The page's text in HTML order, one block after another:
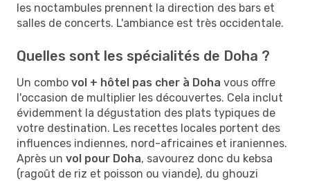
les noctambules prennent la direction des bars et
salles de concerts. L'ambiance est très occidentale.
Quelles sont les spécialités de Doha ?
Un combo vol + hôtel pas cher à Doha vous offre
l'occasion de multiplier les découvertes. Cela inclut
évidemment la dégustation des plats typiques de
votre destination. Les recettes locales portent des
influences indiennes, nord-africaines et iraniennes.
Après un vol pour Doha, savourez donc du kebsa
(ragoût de riz et poisson ou viande), du ghouzi